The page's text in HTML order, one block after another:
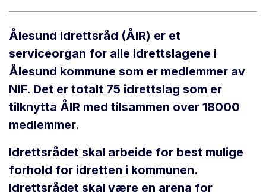
Ålesund Idrettsråd (ÅIR) er et
serviceorgan for alle idrettslagene i
Ålesund kommune som er medlemmer av
NIF. Det er totalt 75 idrettslag som er
tilknytta ÅIR med tilsammen over 18000
medlemmer.
Idrettsrådet skal arbeide for best mulige
forhold for idretten i kommunen.
Idrettsrådet skal være en arena for